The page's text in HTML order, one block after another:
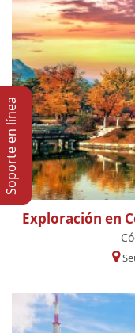
Exploración en
Soporte en lí­nea